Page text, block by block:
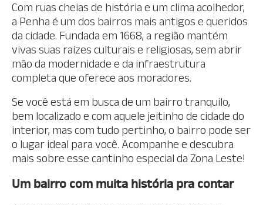
Com ruas cheias de história e um clima acolhedor,
a Penha é um dos bairros mais antigos e queridos
da cidade. Fundada em 1668, a região mantém
vivas suas raízes culturais e religiosas, sem abrir
mão da modernidade e da infraestrutura
completa que oferece aos moradores.
Se você está em busca de um bairro tranquilo,
bem localizado e com aquele jeitinho de cidade do
interior, mas com tudo pertinho, o bairro pode ser
o lugar ideal para você. Acompanhe e descubra
mais sobre esse cantinho especial da Zona Leste!
Um bairro com muita história pra contar